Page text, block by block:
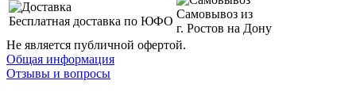
Бесплатная доставка по ЮФО
Самовывоз из
г. Ростов на Дону
Не является публичной офертой.
Общая информация
Отзывы и вопросы